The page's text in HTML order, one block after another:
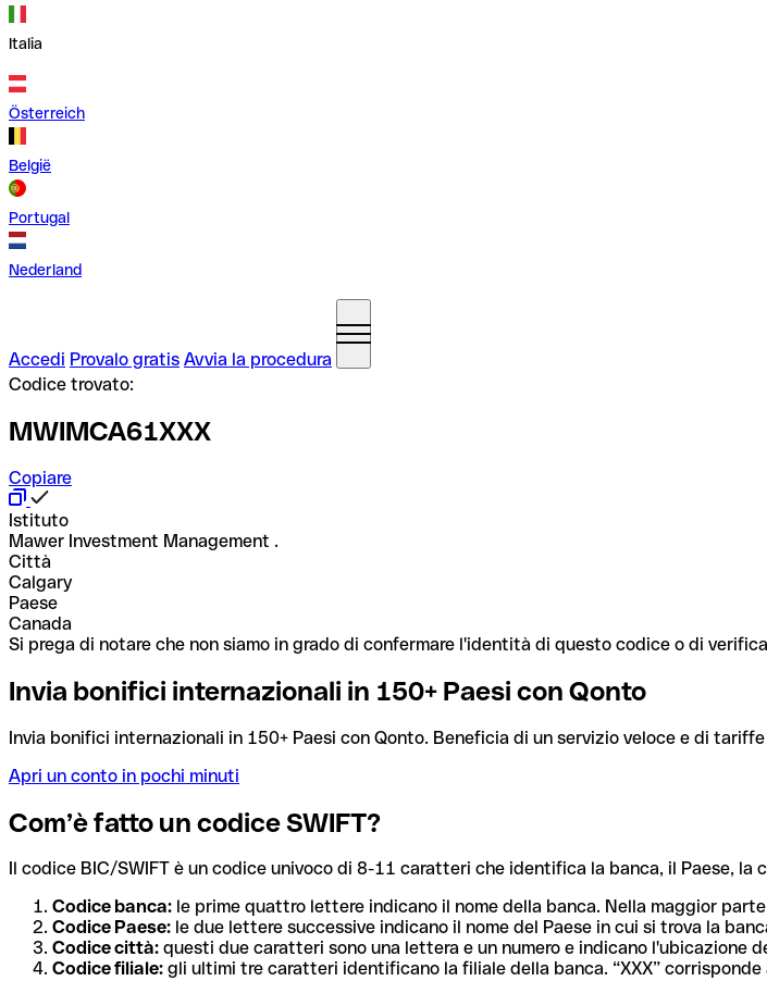
Italia
Österreich
België
Portugal
Nederland
Accedi Provalo gratis Avvia la procedura
Codice trovato:
MWIMCA61XXX
Copiare
Istituto
Mawer Investment Management .
Città
Calgary
Paese
Canada
Si prega di notare che non siamo in grado di confermare l'identità di questo codice o di
Invia bonifici internazionali in 150+ Paesi con Qonto
Invia bonifici internazionali in 150+ Paesi con Qonto. Beneficia di un servizio veloce e di
Apri un conto in pochi minuti
Com’è fatto un codice SWIFT?
Il codice BIC/SWIFT è un codice univoco di 8-11 caratteri che identifica la banca, il Paese, la
Codice banca: le prime quattro lettere indicano il nome della banca. Nella maggior
Codice Paese: le due lettere successive indicano il nome del Paese in cui si trova la
Codice città: questi due caratteri sono una lettera e un numero e indicano l'ubicazione
Codice filiale: gli ultimi tre caratteri identificano la filiale della banca. “XXX”